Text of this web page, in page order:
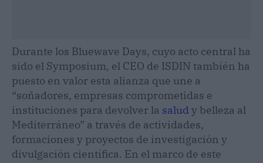
Durante los Bluewave Days, cuyo acto central ha
sido el Symposium, el CEO de ISDIN también ha
puesto en valor esta alianza que une a
“soñadores, empresas comprometidas e
instituciones para devolver la salud y belleza al
Mediterráneo” a través de actividades,
formaciones y proyectos de investigación y
divulgación científica. En el marco de este